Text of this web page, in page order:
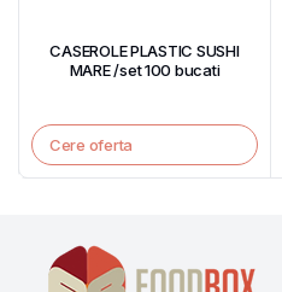
CASEROLE PLASTIC SUSHI
MARE /set 100 bucati
Cere oferta